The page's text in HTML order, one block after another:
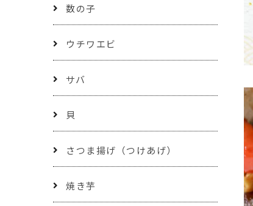
数の子
ウチワエビ
サバ
貝
さつま揚げ（つけあげ）
焼き芋